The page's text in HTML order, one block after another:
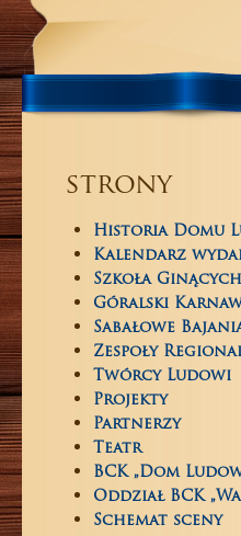
strony
Historia Domu
Kalendarz
Szkoła
Góralski
Sabałowe
Zespoły
Twórcy Ludowi
Projekty
Partnerzy
Teatr
BCK „Dom
Oddział BCK
Schemat sceny